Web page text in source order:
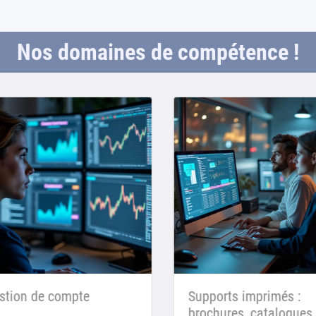
Nos domaines de compétence !
de compte
Supports imprimés :